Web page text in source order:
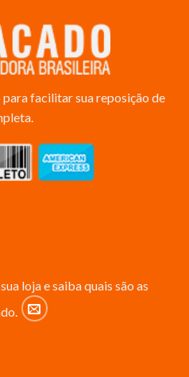
facilitar sua reposição de
loja e saiba quais são as